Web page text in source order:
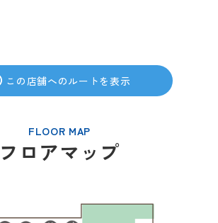
この店舗へのルートを表示
FLOOR MAP
フロアマップ